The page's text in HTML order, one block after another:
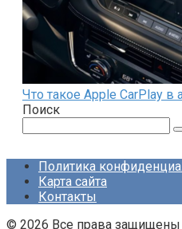
Что такое Apple CarPlay в
Поиск
Политика
Карта сайта
Контакты
© 2026 Все права защищены